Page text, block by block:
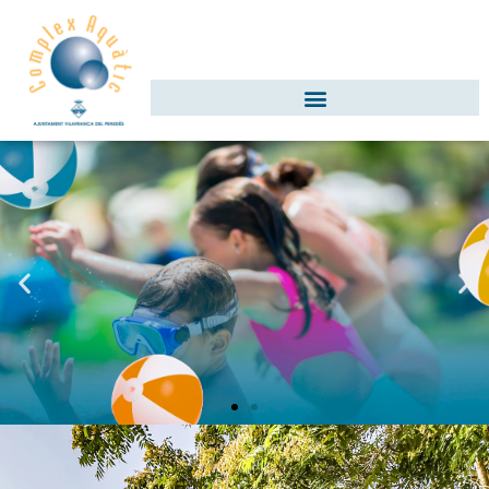
AIGUAJOC
ESTIU